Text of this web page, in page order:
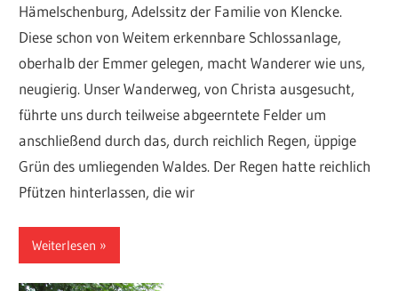
Hämelschenburg, Adelssitz der Familie von Klencke.
Diese schon von Weitem erkennbare Schlossanlage,
oberhalb der Emmer gelegen, macht Wanderer wie uns,
neugierig. Unser Wanderweg, von Christa ausgesucht,
führte uns durch teilweise abgeerntete Felder um
anschließend durch das, durch reichlich Regen, üppige
Grün des umliegenden Waldes. Der Regen hatte reichlich
Pfützen hinterlassen, die wir
Weiterlesen